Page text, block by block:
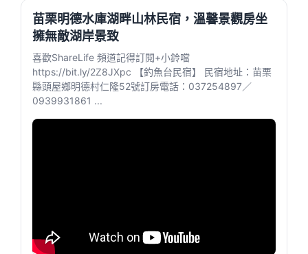
苗栗明德水庫湖畔山林民宿，溫馨景觀房坐
擁無敵湖岸景致
喜歡ShareLife 頻道記得訂閱+小鈴噹
https://bit.ly/2Z8JXpc​​ 【釣魚台民宿】 民宿地址：苗栗
縣頭屋鄉明德村仁隆52號訂房電話：037254897／
0939931861 ...